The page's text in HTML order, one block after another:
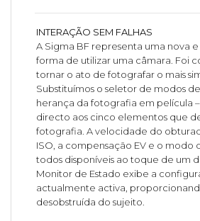
INTERAÇÃO SEM FALHAS
A Sigma BF representa uma nova
forma de utilizar uma câmara. Foi
tornar o ato de fotografar o mais
Substituímos o seletor de modos
herança da fotografia em película
directo aos cinco elementos que
fotografia. A velocidade do
ISO, a compensação EV e o modo
todos disponíveis ao toque de um
Monitor de Estado exibe a
actualmente activa,
desobstruída do sujeito.